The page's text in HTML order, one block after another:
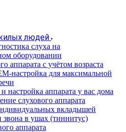
людей
слуха на
оборудовании
аппарата с учётом возраста
настройка для максимальной
настройка аппарата у вас дома
слухового аппарата
вкладышей
в ушах (тиннитус)
аппарата